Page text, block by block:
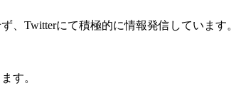
、Twitterにて積極的に情報発信しています。
す。